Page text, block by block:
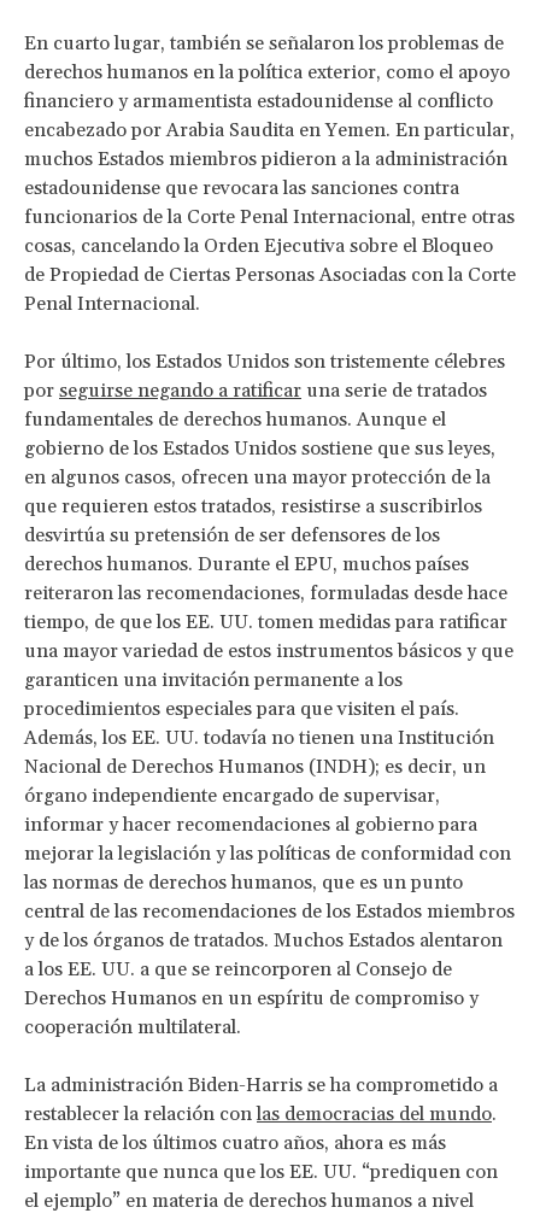
En cuarto lugar, también se señalaron los problemas de
derechos humanos en la política exterior, como el apoyo
financiero y armamentista estadounidense al conflicto
encabezado por Arabia Saudita en Yemen. En particular,
muchos Estados miembros pidieron a la administración
estadounidense que revocara las sanciones contra
funcionarios de la Corte Penal Internacional, entre otras
cosas, cancelando la Orden Ejecutiva sobre el Bloqueo
de Propiedad de Ciertas Personas Asociadas con la Corte
Penal Internacional.
Por último, los Estados Unidos son tristemente célebres
por seguirse negando a ratificar una serie de tratados
fundamentales de derechos humanos. Aunque el
gobierno de los Estados Unidos sostiene que sus leyes,
en algunos casos, ofrecen una mayor protección de la
que requieren estos tratados, resistirse a suscribirlos
desvirtúa su pretensión de ser defensores de los
derechos humanos. Durante el EPU, muchos países
reiteraron las recomendaciones, formuladas desde hace
tiempo, de que los EE. UU. tomen medidas para ratificar
una mayor variedad de estos instrumentos básicos y que
garanticen una invitación permanente a los
procedimientos especiales para que visiten el país.
Además, los EE. UU. todavía no tienen una Institución
Nacional de Derechos Humanos (INDH); es decir, un
órgano independiente encargado de supervisar,
informar y hacer recomendaciones al gobierno para
mejorar la legislación y las políticas de conformidad con
las normas de derechos humanos, que es un punto
central de las recomendaciones de los Estados miembros
y de los órganos de tratados. Muchos Estados alentaron
a los EE. UU. a que se reincorporen al Consejo de
Derechos Humanos en un espíritu de compromiso y
cooperación multilateral.
La administración Biden-Harris se ha comprometido a
restablecer la relación conlas democracias del mundo.
En vista de los últimos cuatro años, ahora es más
importante que nunca que los EE. UU. “prediquen con
el ejemplo” en materia de derechos humanos a nivel